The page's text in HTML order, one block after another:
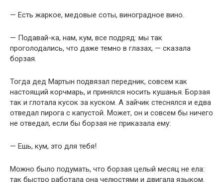
— Есть жаркое, медовые соты, виноградное вино.
— Подавай-ка, нам, кум, все подряд: мы так
проголодались, что даже темно в глазах, — сказала
борзая.
Тогда дед Мартын подвязал передник, совсем как
настоящий корчмарь, и принялся носить кушанья. Борзая
так и глотала кусок за куском. А зайчик стеснялся и едва
отведал пирога с капустой. Может, он и совсем бы ничего
не отведал, если бы борзая не приказала ему:
— Ешь, кум, это для тебя!
Можно было подумать, что борзая целый месяц не ела:
так быстро работала она челюстями и двигала языком.